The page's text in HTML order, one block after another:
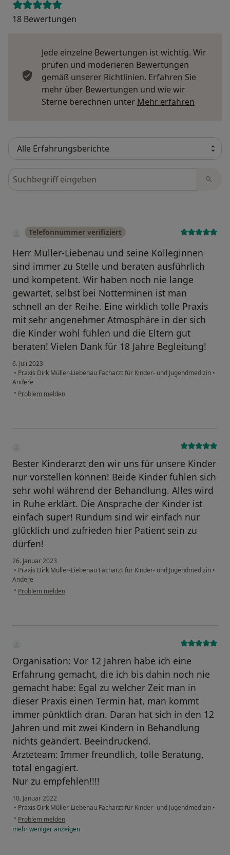
18 Bewertungen
Jede einzelne Bewertungen ist wichtig. Wir
prüfen und moderieren Bewertungen
gemäß unserer Richtlinien. Erfahren Sie
mehr über Bewertungen und wie wir
Sterne berechnen unter Mehr erfahren
Bewertungen durchsuchen
Telefonnummer verifiziert
Herr Müller-Liebenau und seine Kolleginnen
sind immer zu Stelle und beraten ausführlich
und kompetent. Wir haben noch nie lange
gewartet, selbst bei Notterminen ist man
schnell an der Reihe. Eine wirklich tolle Praxis
mit sehr angenehmer Atmosphäre in der sich
die Kinder wohl fühlen und die Eltern gut
beraten! Vielen Dank für 18 Jahre Begleitung!
6. Juli 2023
• Praxis Dirk Müller-Liebenau Facharzt für Kinder- und Jugendmedizin •
Andere
• Problem melden
Bester Kinderarzt den wir uns für unsere Kinder
nur vorstellen können! Beide Kinder fühlen sich
sehr wohl während der Behandlung. Alles wird
in Ruhe erklärt. Die Ansprache der Kinder ist
einfach super! Rundum sind wir einfach nur
glücklich und zufrieden hier Patient sein zu
dürfen!
26. Januar 2023
• Praxis Dirk Müller-Liebenau Facharzt für Kinder- und Jugendmedizin •
Andere
• Problem melden
Organisation: Vor 12 Jahren habe ich eine
Erfahrung gemacht, die ich bis dahin noch nie
gemacht habe: Egal zu welcher Zeit man in
dieser Praxis einen Termin hat, man kommt
immer pünktlich dran. Daran hat sich in den 12
Jahren und mit zwei Kindern in Behandlung
nichts geändert. Beeindruckend.
Ärzteteam: Immer freundlich, tolle Beratung,
total engagiert.
Nur zu empfehlen!!!!
10. Januar 2022
• Praxis Dirk Müller-Liebenau Facharzt für Kinder- und Jugendmedizin •
• Problem melden
mehrwenigeranzeigen